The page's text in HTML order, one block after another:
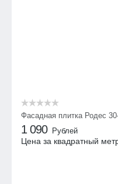
Фасадная плитка Родес
1 090 Рублей
Цена за квадратный